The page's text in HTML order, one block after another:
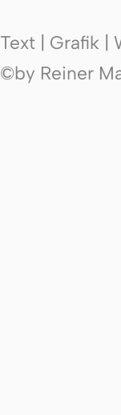
Text | Grafik |
©by Reiner